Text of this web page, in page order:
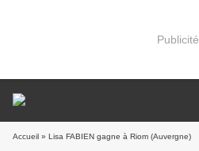
Publicité
Accueil » Lisa FABIEN gagne à Riom (Auvergne)